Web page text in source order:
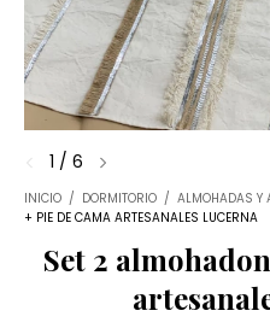
1 / 6
INICIO / DORMITORIO / ALMOHADAS Y
+ PIE DE CAMA ARTESANALES LUCERNA
Set 2